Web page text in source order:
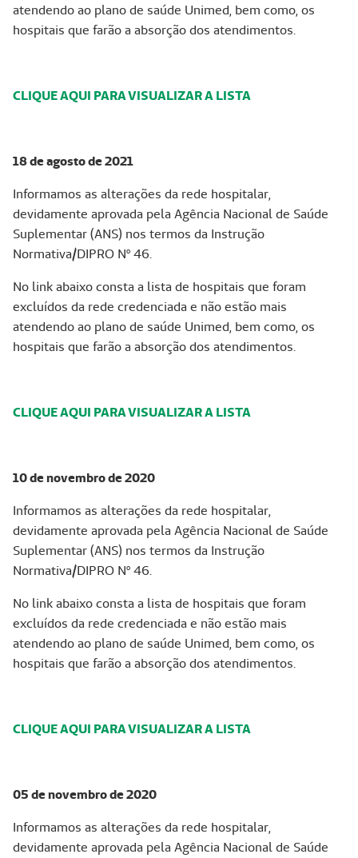
atendendo ao plano de saúde Unimed, bem como, os
hospitais que farão a absorção dos atendimentos.
CLIQUE AQUI PARA VISUALIZAR A LISTA
18 de agosto de 2021
Informamos as alterações da rede hospitalar,
devidamente aprovada pela Agência Nacional de Saúde
Suplementar (ANS) nos termos da Instrução
Normativa/DIPRO Nº 46.
No link abaixo consta a lista de hospitais que foram
excluídos da rede credenciada e não estão mais
atendendo ao plano de saúde Unimed, bem como, os
hospitais que farão a absorção dos atendimentos.
CLIQUE AQUI PARA VISUALIZAR A LISTA
10 de novembro de 2020
Informamos as alterações da rede hospitalar,
devidamente aprovada pela Agência Nacional de Saúde
Suplementar (ANS) nos termos da Instrução
Normativa/DIPRO Nº 46.
No link abaixo consta a lista de hospitais que foram
excluídos da rede credenciada e não estão mais
atendendo ao plano de saúde Unimed, bem como, os
hospitais que farão a absorção dos atendimentos.
CLIQUE AQUI PARA VISUALIZAR A LISTA
05 de novembro de 2020
Informamos as alterações da rede hospitalar,
devidamente aprovada pela Agência Nacional de Saúde